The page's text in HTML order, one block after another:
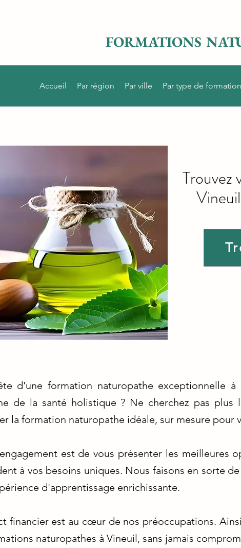
FORMATIONS
Accueil Par région Par ville Par type de formation
Trouvez
d'une formation naturopathe exceptionnelle
de la santé holistique ? Ne cherchez pas
la formation naturopathe idéale, sur mesure pour
est de vous présenter les meilleures
à vos besoins uniques. Nous faisons en sorte
d'apprentissage enrichissante.
financier est au cœur de nos préoccupations.
naturopathes à Vineuil, sans jamais